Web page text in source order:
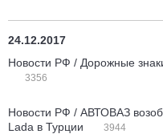
24.12.2017
Новости РФ / Дорожные
3356
Новости РФ / АВТОВАЗ
Lada в Турции
3944